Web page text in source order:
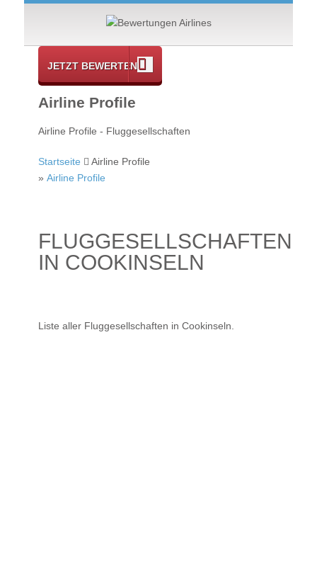
JETZT BEWERTEN
Airline Profile
Airline Profile - Fluggesellschaften
Startseite
Airline Profile
» Airline Profile
FLUGGESELLSCHAFTEN
IN COOKINSELN
Liste aller Fluggesellschaften in Cookinseln.